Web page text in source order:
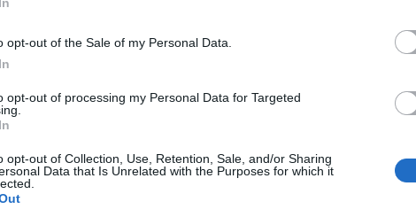
opt-out of the Sale of my Personal Data.
opt-out of processing my Personal Data for Targeted
opt-out of Collection, Use, Retention, Sale, and/or Sharing
Data that Is Unrelated with the Purposes for which it
παραστατικά πωλήσεων διαβιβάζονται
στους εμπλεκόμενους πελάτες τη στιγμή
της έκδοσής τους, χωρίς να απαιτείται η
τους σε έντυπη μορφή κατά την
των προϊόντων.